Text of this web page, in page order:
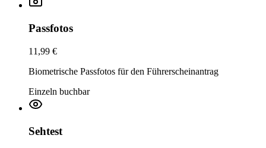
Passfotos
11,99 €
Biometrische Passfotos für den Führerscheinantrag
Einzeln buchbar
Sehtest